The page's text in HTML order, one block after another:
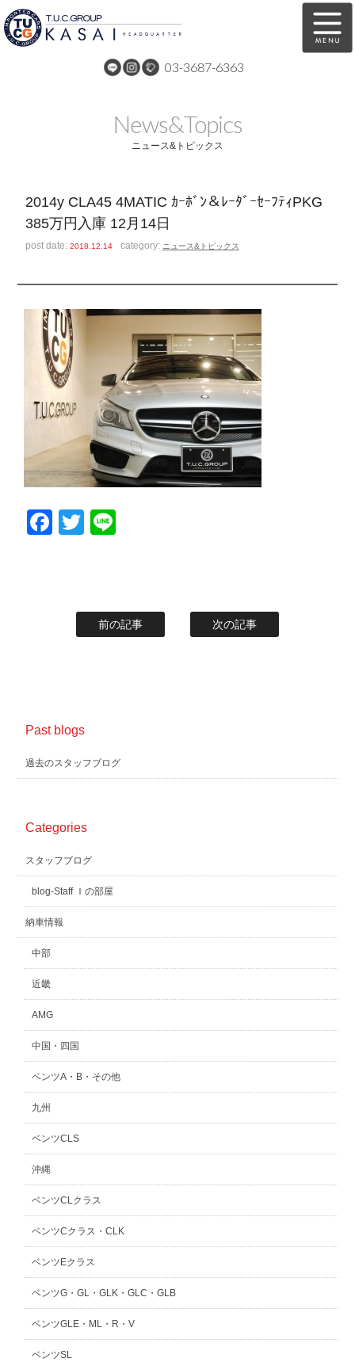
03-3687-6363
全国納車 特別作業
注文販売
スタッフ紹介 リクルート
お問い合わせ 会社概要
スタッフblog 納車blog
ホーム T.U.C.GROUP
News&Topics
ニュース&トピックス
2014y CLA45 4MATIC ｶｰﾎﾞﾝ＆ﾚｰﾀﾞｰｾｰﾌﾃｨPKG
385万円入庫 12月14日
post date:2018.12.14 category: ニュース&トピックス
Facebook
Twitter
前の記事 次の記事
Past blogs
過去のスタッフブログ
Categories
スタッフブログ
blog-Staff Ｉの部屋
納車情報
中部
近畿
AMG
中国・四国
ベンツA・B・その他
九州
ベンツCLS
沖縄
ベンツCLクラス
ベンツCクラス・CLK
ベンツEクラス
ベンツG・GL・GLK・GLC・GLB
ベンツGLE・ML・R・V
ベンツSL